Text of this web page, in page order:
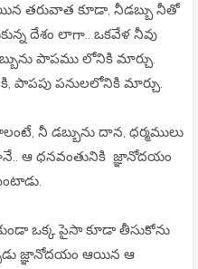
తరువాత కూడా, నీడబ్బు నీతో
దేశం లాగా.. ఒకవేళ నీవు
పాపము లోనికి మార్చు.
పాపపు పనులలోనికి మార్చు.
నీ డబ్బును దాన, ధర్మములు
ఆ ధనవంతునికి జ్ఞానోదయం
ఒక్క పైసా కూడా తీసుకోను
జ్ఞానోదయం ఆయిన ఆ